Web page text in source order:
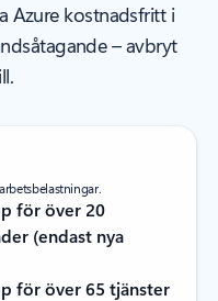
Azure kostnadsfritt i
– avbryt
för över 20
(endast nya
för över 65 tjänster